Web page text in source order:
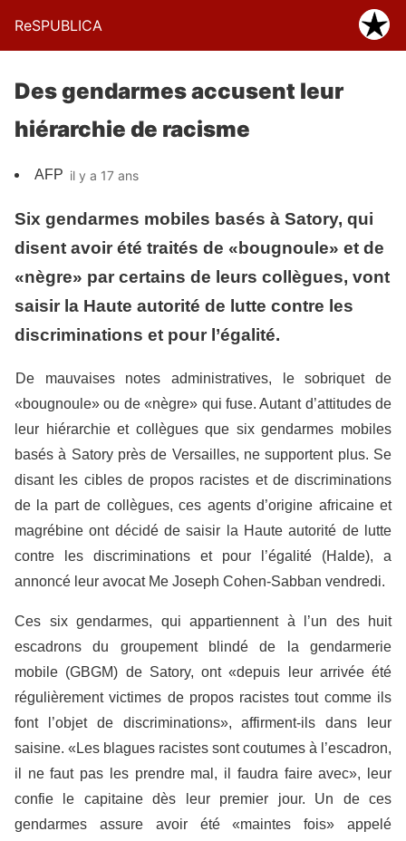
ReSPUBLICA
Des gendarmes accusent leur
hiérarchie de racisme
AFP il y a 17 ans
Six gendarmes mobiles basés à Satory, qui
disent avoir été traités de «bougnoule» et de
«nègre» par certains de leurs collègues, vont
saisir la Haute autorité de lutte contre les
discriminations et pour l’égalité.
De mauvaises notes administratives, le sobriquet de
«bougnoule» ou de «nègre» qui fuse. Autant d’attitudes de
leur hiérarchie et collègues que six gendarmes mobiles
basés à Satory près de Versailles, ne supportent plus. Se
disant les cibles de propos racistes et de discriminations
de la part de collègues, ces agents d’origine africaine et
magrébine ont décidé de saisir la Haute autorité de lutte
contre les discriminations et pour l’égalité (Halde), a
annoncé leur avocat Me Joseph Cohen-Sabban vendredi.
Ces six gendarmes, qui appartiennent à l’un des huit
escadrons du groupement blindé de la gendarmerie
mobile (GBGM) de Satory, ont «depuis leur arrivée été
régulièrement victimes de propos racistes tout comme ils
font l’objet de discriminations», affirment-ils dans leur
saisine. «Les blagues racistes sont coutumes à l’escadron,
il ne faut pas les prendre mal, il faudra faire avec», leur
confie le capitaine dès leur premier jour. Un de ces
gendarmes assure avoir été «maintes fois» appelé